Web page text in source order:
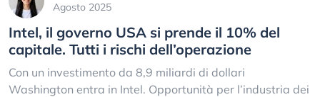
Agosto 2025
Intel, il governo USA si prende il 10% del
capitale. Tutti i rischi dell’operazione
Con un investimento da 8,9 miliardi di dollari
Washington entra in Intel. Opportunità per l’industria dei